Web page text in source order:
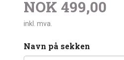
NOK 499,00
inkl. mva.
Navn på sekken